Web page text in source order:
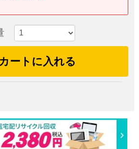
カートに入れる